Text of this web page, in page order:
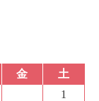
金
土
1